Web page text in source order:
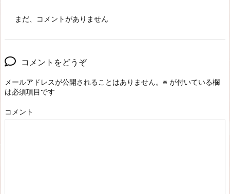
まだ、コメントがありません
コメントをどうぞ
メールアドレスが公開されることはありません。 ※ が付いている欄
は必須項目です
コメント